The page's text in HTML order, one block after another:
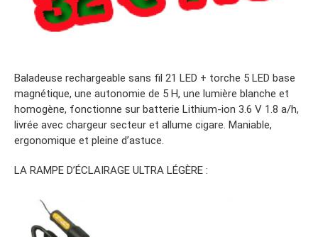
Baladeuse rechargeable sans fil 21 LED + torche 5 LED base
magnétique, une autonomie de 5 H, une lumière blanche et
homogène, fonctionne sur batterie Lithium-ion 3.6 V 1.8 a/h,
livrée avec chargeur secteur et allume cigare. Maniable,
ergonomique et pleine d’astuce.
LA RAMPE D’ÉCLAIRAGE ULTRA LÉGÈRE :